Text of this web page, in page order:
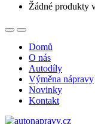
Žádné produkty
Domů
O nás
Autodíly
Výměna nápravy
Novinky
Kontakt